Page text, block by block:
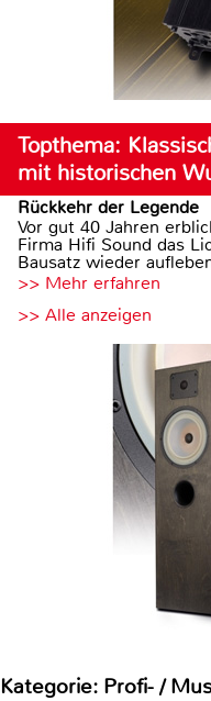
Topthema:
mit historischen
Rückkehr der Legende
Vor gut 40 Jahren
Firma Hifi Sound das
Bausatz wieder
>> Mehr erfahren
>> Alle anzeigen
Kategorie: Profi- /